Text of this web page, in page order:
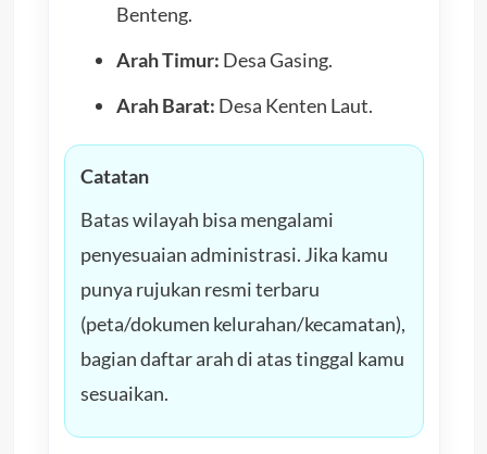
Benteng.
Arah Timur: Desa Gasing.
Arah Barat: Desa Kenten Laut.
Catatan
Batas wilayah bisa mengalami
penyesuaian administrasi. Jika kamu
punya rujukan resmi terbaru
(peta/dokumen kelurahan/kecamatan),
bagian daftar arah di atas tinggal kamu
sesuaikan.